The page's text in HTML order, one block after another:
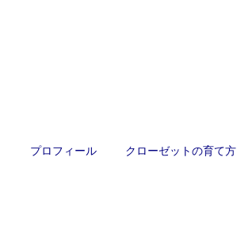
プロフィール クローゼットの育て方